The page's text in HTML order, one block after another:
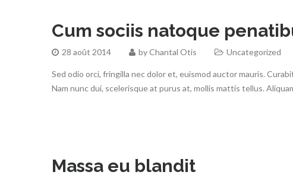
Cum sociis natoque
28 août 2014 byChantal Otis Uncategorized
Sed odio orci, fringilla nec dolor et, euismod auctor mauris.
Nam nunc dui, scelerisque at purus at, mollis mattis tellus.
Massa eu blandit